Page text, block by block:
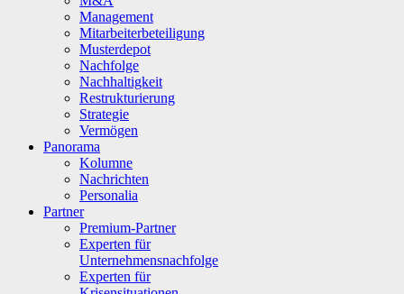
Management
Mitarbeiterbeteiligung
Musterdepot
Nachfolge
Nachhaltigkeit
Restrukturierung
Strategie
Vermögen
Panorama
Kolumne
Nachrichten
Personalia
Partner
Premium-Partner
Experten für
Unternehmensnachfolge
Experten für